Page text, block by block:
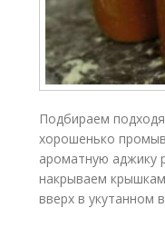
Подбираем
хорошенько
ароматную аджику
накрываем
вверх в укутанном